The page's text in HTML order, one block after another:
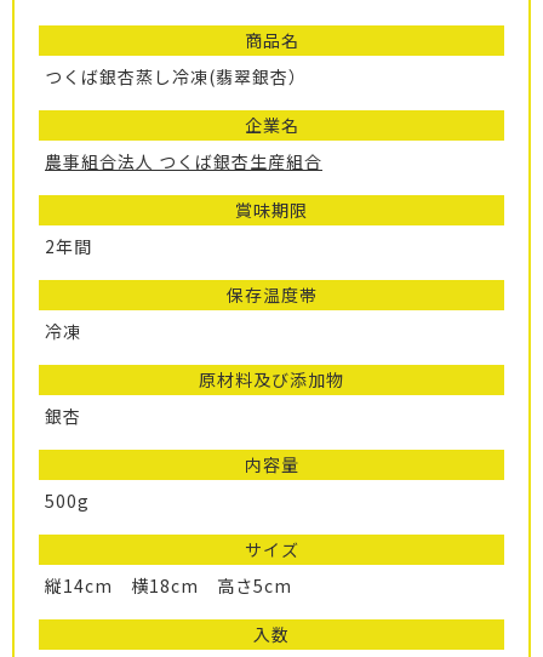
商品名
つくば銀杏蒸し冷凍(翡翠銀杏）
企業名
農事組合法人 つくば銀杏生産組合
賞味期限
2年間
保存温度帯
冷凍
原材料及び添加物
銀杏
内容量
500g
サイズ
縦14cm 横18cm 高さ5cm
入数